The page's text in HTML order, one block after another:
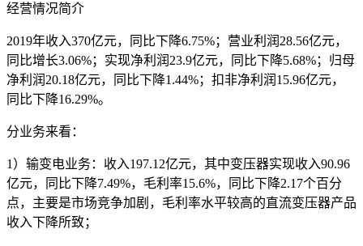
经营情况简介
2019年收入370亿元，同比下降6.75%；营业利润28.56亿元，
同比增长3.06%；实现净利润23.9亿元，同比下降5.68%；归母
净利润20.18亿元，同比下降1.44%；扣非净利润15.96亿元，
同比下降16.29%。
分业务来看：
1）输变电业务：收入197.12亿元，其中变压器实现收入90.96
亿元，同比下降7.49%，毛利率15.6%，同比下降2.17个百分
点，主要是市场竞争加剧，毛利率水平较高的直流变压器产品
收入下降所致；